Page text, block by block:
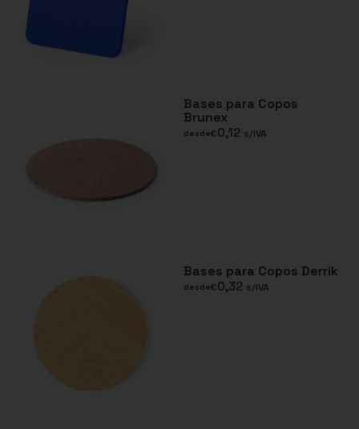
Bases para Copos
Brunex
desde€0,12 s/IVA
Bases para Copos Derrik
desde€0,32 s/IVA